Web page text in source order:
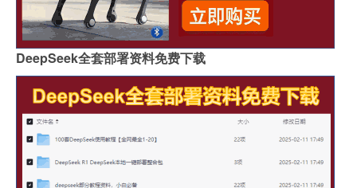
DeepSeek全套部署资料免费下载